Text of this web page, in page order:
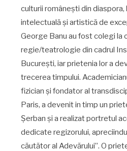
culturii românești din
intelectuală și artistică de
George Banu au fost colegi la
regie/teatrologie din cadrul
București, iar prietenia lor a
trecerea timpului.
fizician și fondator al
Paris, a devenit in timp un
Șerban și a realizat portretul
dedicate regizorului,
căutător al Adevărului”. O